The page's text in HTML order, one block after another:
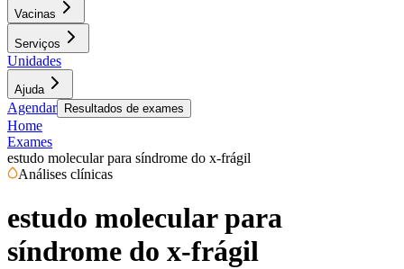
Vacinas
Serviços
Unidades
Ajuda
Agendar Resultados de exames
Home
Exames
estudo molecular para síndrome do x-frágil
Análises clínicas
estudo molecular para
síndrome do x-frágil